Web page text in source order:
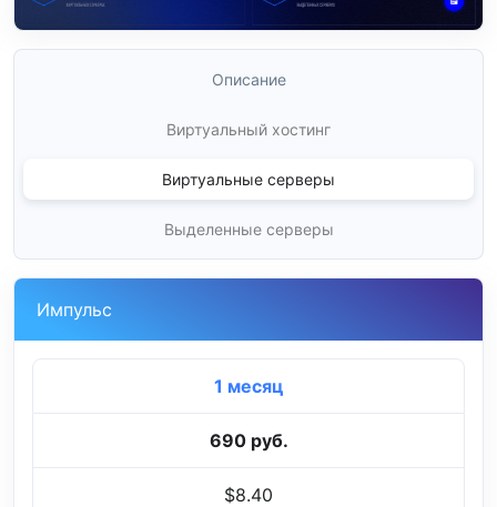
Описание
Виртуальный хостинг
Виртуальные серверы
Выделенные серверы
Импульс
1 месяц
690 руб.
$8.40